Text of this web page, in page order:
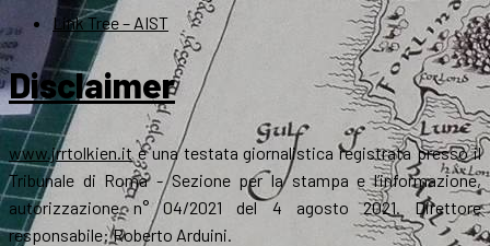
Link Tree – AIST
Disclaimer
www.jrrtolkien.itè una testata giornalistica registrata presso il
Tribunale di Roma - Sezione per la stampa e l’informazione,
autorizzazione n° 04/2021 del 4 agosto 2021. Direttore
responsabile: Roberto Arduini.